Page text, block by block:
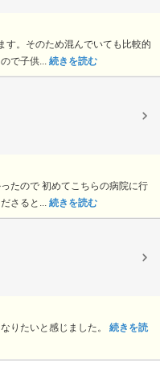
す。そのため混んでいても比較的
で子供... 続きを読む
たので 初めてこちらの病院に行
さると... 続きを読む
りたいと感じました。 続きを読